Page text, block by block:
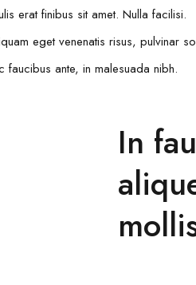
erat finibus sit amet. Nulla facilisi.
eget venenatis risus, pulvinar
ante, in malesuada nibh.
In